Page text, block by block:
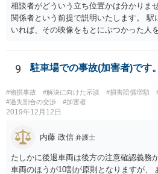
相談者がどういう立ち位置かは分かりま
関係者という前提で説明いたします。 駅
いれば、その映像をもとにぶつかった人
像の保存期間は鉄道会社によりますがあ
除される場合があるので対応は早い方が
傷された女性になりますので、できるだ
ましょう。 本人が動けない場合には、電
してみましょう。
9 駐車場での事故(加害者)です
#物損事故 #解決に向けた示談 #損害賠償増額
#過失割合の交渉
#加害者
2019年12月12日
内藤 政信 弁護士
たしかに後退車両は後方の注意確認義務
車両のほうが10割が原則となりますが、